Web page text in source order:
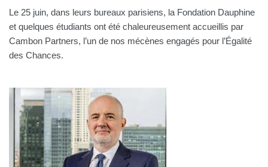
Le 25 juin, dans leurs bureaux parisiens, la Fondation Dauphine
et quelques étudiants ont été chaleureusement accueillis par
Cambon Partners, l’un de nos mécènes engagés pour l’Égalité
des Chances.